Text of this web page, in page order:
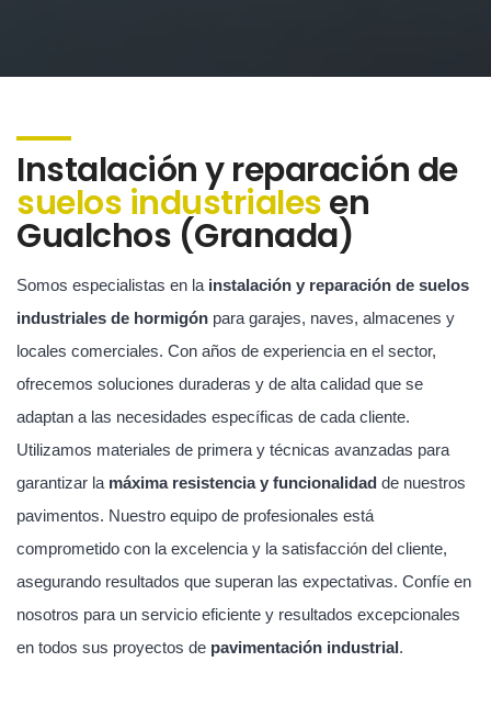
Instalación y reparación de
suelos industrialesen
Gualchos (Granada)
Somos especialistas en la instalación y reparación de suelos
industriales de hormigón para garajes, naves, almacenes y
locales comerciales. Con años de experiencia en el sector,
ofrecemos soluciones duraderas y de alta calidad que se
adaptan a las necesidades específicas de cada cliente.
Utilizamos materiales de primera y técnicas avanzadas para
garantizar la máxima resistencia y funcionalidad de nuestros
pavimentos. Nuestro equipo de profesionales está
comprometido con la excelencia y la satisfacción del cliente,
asegurando resultados que superan las expectativas. Confíe en
nosotros para un servicio eficiente y resultados excepcionales
en todos sus proyectos de pavimentación industrial.